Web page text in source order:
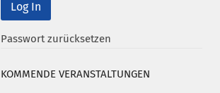
Passwort zurücksetzen
KOMMENDE VERANSTALTUNGEN